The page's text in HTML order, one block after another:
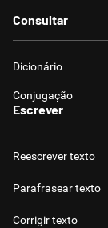
Consultar
Dicionário
Conjugação
Escrever
Reescrever texto
Parafrasear texto
Corrigir texto